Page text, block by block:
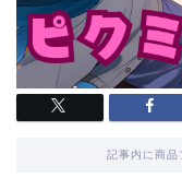
記事内に商品